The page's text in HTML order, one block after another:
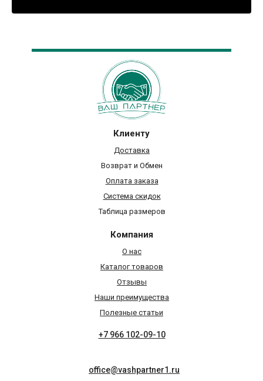
Доставка
Возврат и Обмен
Система скидок
Таблица размеров
Оплата заказа
Клиенту
О нас
Каталог товаров
Наши преимущества
Полезные статьи
Отзывы
Компания
+7 966 102-09-10
office@vashpartner1.ru